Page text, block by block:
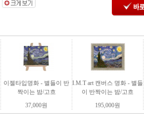
이젤타입명화 - 별들이 반
짝이는 밤/고흐
I.M.T art 캔버스 명화 - 별들
이 반짝이는 밤/고흐
37,000원 195,000원